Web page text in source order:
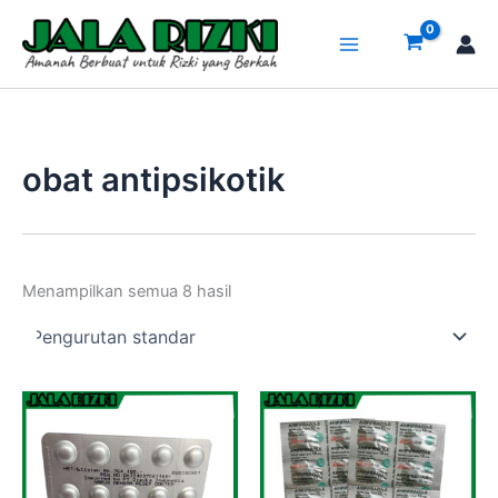
konten
obat antipsikotik
Menampilkan semua 8 hasil